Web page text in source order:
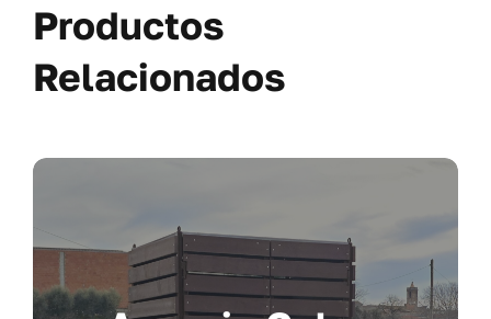
Productos
Relacionados